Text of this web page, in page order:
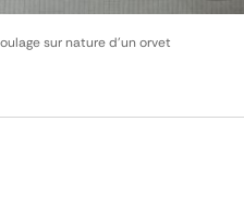
sur nature d'un orvet